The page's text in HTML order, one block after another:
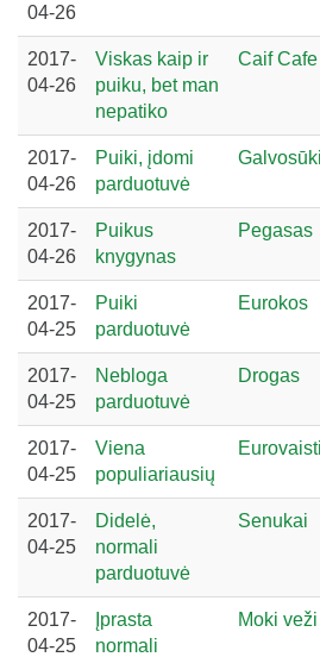
04-26
2017-
04-26
Viskas kaip ir
puiku, bet man
nepatiko
Caif Cafe
2017-
04-26
Puiki, įdomi
parduotuvė
2017-
04-26
Puikus
knygynas
Pegasas
2017-
04-25
Puiki
parduotuvė
Eurokos
2017-
04-25
Nebloga
parduotuvė
Drogas
2017-
04-25
Viena
populiariausių
2017-
04-25
Didelė,
normali
parduotuvė
Senukai
2017-
04-25
Įprasta
normali
Moki veži